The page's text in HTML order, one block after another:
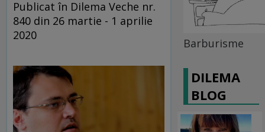
Publicat în Dilema Veche nr.
840 din 26 martie - 1 aprilie
2020
Barburisme
DILEMA
BLOG